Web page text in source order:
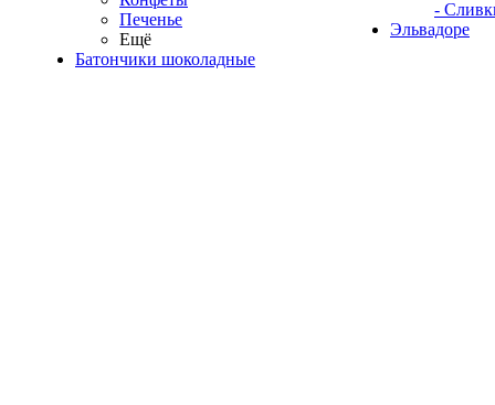
Печенье
Ещё
Батончики шоколадные
-
Эльвадоре